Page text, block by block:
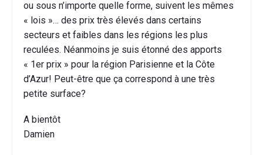
ou sous n’importe quelle forme, suivent les mêmes
« lois »… des prix très élevés dans certains
secteurs et faibles dans les régions les plus
reculées. Néanmoins je suis étonné des apports
« 1er prix » pour la région Parisienne et la Côte
d’Azur! Peut-être que ça correspond à une très
petite surface?
A bientôt
Damien